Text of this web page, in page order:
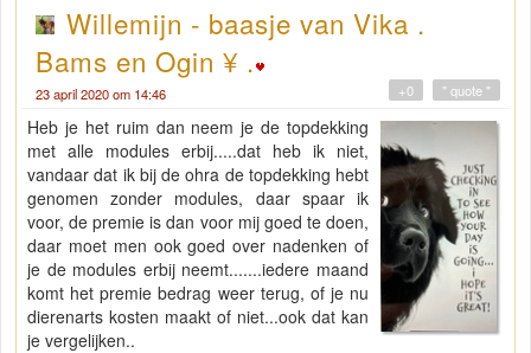
Willemijn - baasje van Vika .
Bams en Ogin ¥ .
23 april 2020 om 14:46 " quote "
+0
Heb je het ruim dan neem je de topdekking
met alle modules erbij.....dat heb ik niet,
vandaar dat ik bij de ohra de topdekking hebt
genomen zonder modules, daar spaar ik
voor, de premie is dan voor mij goed te doen,
daar moet men ook goed over nadenken of
je de modules erbij neemt.......iedere maand
komt het premie bedrag weer terug, of je nu
dierenarts kosten maakt of niet...ook dat kan
je vergelijken..